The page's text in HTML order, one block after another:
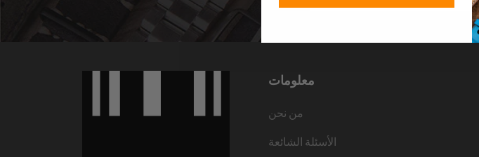
معلومات
من نحن
الأسئلة الشائعة